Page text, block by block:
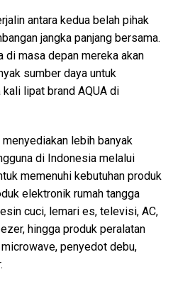
antara kedua belah pihak
jangka panjang bersama.
di masa depan mereka akan
sumber daya untuk
lipat brand AQUA di
lebih banyak
di Indonesia melalui
memenuhi kebutuhan produk
elektronik rumah tangga
cuci, lemari es, televisi, AC,
hingga produk peralatan
penyedot debu,